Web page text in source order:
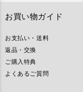
お買い物ガイド
お支払い・送料
返品・交換
ご購入特典
よくあるご質問